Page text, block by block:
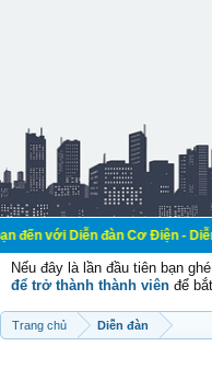
đàn Cơ Điện - Diễn đàn Cơ
Nếu đây là lần đầu tiên bạn
để trở thành thành viên để
Trang chủ Diễn đàn